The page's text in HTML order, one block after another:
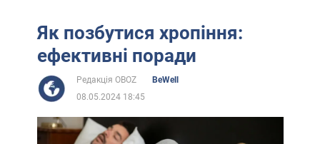
Як позбутися хропіння:
ефективні поради
Редакція OBOZ
BeWell
08.05.2024 18:45